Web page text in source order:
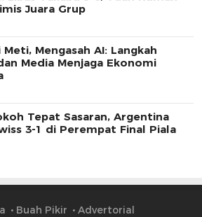
Juara Grup
Mengasah AI: Langkah
Media Menjaga Ekonomi
Tepat Sasaran, Argentina
3-1 di Perempat Final Piala
Buah Pikir Advertorial